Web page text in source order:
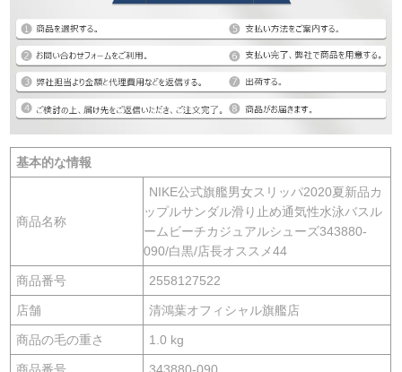
基本的な情報
商品名称
NIKE公式旗艦男女スリッパ2020夏新品カ
ップルサンダル滑り止め通気性水泳バスル
ームビーチカジュアルシューズ343880-
090/白黒/店長オススメ44
商品番号 2558127522
店舗 清鴻葉オフィシャル旗艦店
商品の毛の重さ 1.0 kg